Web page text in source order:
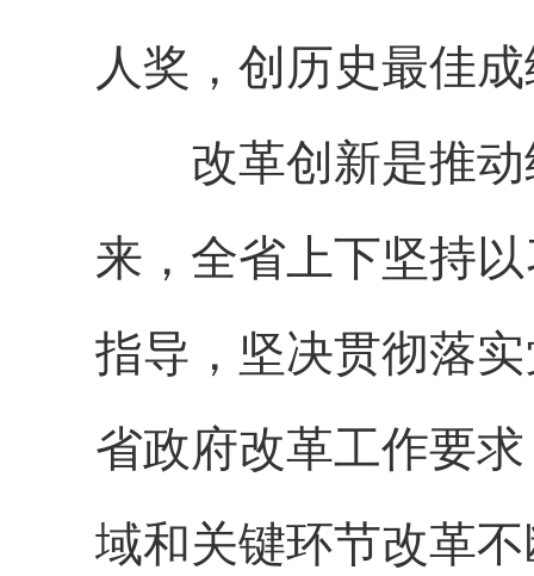
人奖，创历史最佳
改革创新是推动
来，全省上下坚持
指导，坚决贯彻落
省政府改革工作要
域和关键环节改革